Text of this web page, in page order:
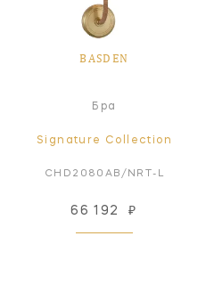
BASDEN
Бра
Signature Collection
CHD2080AB/NRT-L
66 192 ₽